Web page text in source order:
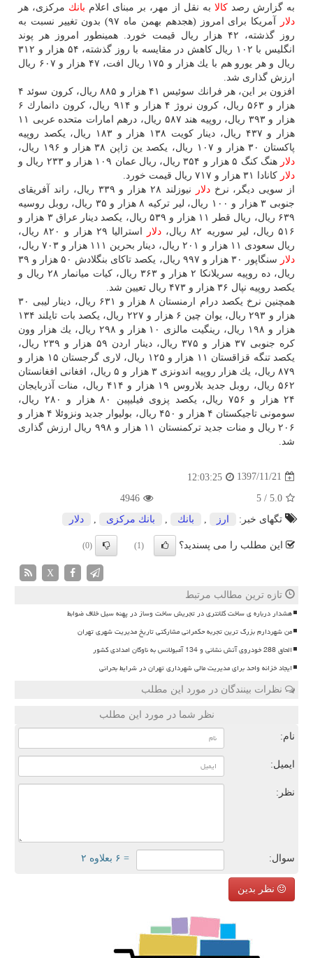
به گزارش رصدكالا به نقل از مهر، بر مبنای اعلام بانك مركزی، هر
دلار
آمریكا برای امروز (هجدهم بهمن ماه ۹۷) بدون تغییر نسبت به
روز گذشته، ۴۲ هزار ریال قیمت خورد. همینطور امروز هر پوند
انگلیس با ۱۰۲ ریال كاهش در مقایسه با روز گذشته، ۵۴ هزار و ۳۱۲
ریال و هر یورو هم با یك هزار و ۱۷۵ ریال افت، ۴۷ هزار و ۶۰۷ ریال
ارزش گذاری شد.
افزون بر این، هر فرانك سوئیس ۴۱ هزار و ۸۸۵ ریال، كرون سوئد ۴
هزار و ۵۶۳ ریال، كرون نروژ ۴ هزار و ۹۱۴ ریال، كرون دانمارك ۶
هزار و ۳۹۳ ریال، روپیه هند ۵۸۷ ریال، درهم امارات متحده عربی ۱۱
هزار و ۴۳۷ ریال، دینار كویت ۱۳۸ هزار و ۱۸۳ ریال، یكصد روپیه
پاكستان ۳۰ هزار و ۱۰۷ ریال، یكصد ین ژاپن ۳۸ هزار و ۱۹۶ ریال،
دلار هنگ كنگ ۵ هزار و ۳۵۴ ریال، ریال عمان ۱۰۹ هزار و ۲۳۳ ریال و
دلار كانادا ۳۱ هزار و ۷۱۷ ریال قیمت خورد.
از سویی دیگر، نرخدلار
نیوزلند ۲۸ هزار و ۳۳۹ ریال، راند آفریقای
جنوبی ۳ هزار و ۱۰۰ ریال، لیر تركیه ۸ هزار و ۳۵ ریال، روبل روسیه
۶۳۹ ریال، ریال قطر ۱۱ هزار و ۵۳۹ ریال، یكصد دینار عراق ۳ هزار و
۵۱۶ ریال، لیر سوریه ۸۲ ریال،
دلار
استرالیا ۲۹ هزار و ۸۲۰ ریال،
ریال سعودی ۱۱ هزار و ۲۰۱ ریال، دینار بحرین ۱۱۱ هزار و ۷۰۳ ریال،
دلار
سنگاپور ۳۰ هزار و ۹۹۷ ریال، یكصد تاكای بنگلادش ۵۰ هزار و ۳۹
ریال، ده روپیه سریلانكا ۲ هزار و ۳۶۳ ریال، كیات میانمار ۲۸ ریال و
یكصد روپیه نپال ۳۶ هزار و ۴۷۳ ریال تعیین شد.
همچنین نرخ یكصد درام ارمنستان ۸ هزار و ۶۳۱ ریال، دینار لیبی ۳۰
هزار و ۲۹۳ ریال، یوان چین ۶ هزار و ۲۲۷ ریال، یكصد بات تایلند ۱۳۴
هزار و ۱۹۸ ریال، رینگیت مالزی ۱۰ هزار و ۲۹۸ ریال، یك هزار وون
كره جنوبی ۳۷ هزار و ۳۷۵ ریال، دینار اردن ۵۹ هزار و ۲۳۹ ریال،
یكصد تنگه قزاقستان ۱۱ هزار و ۱۲۵ ریال، لاری گرجستان ۱۵ هزار و
۸۷۹ ریال، یك هزار روپیه اندونزی ۳ هزار و ۵ ریال، افغانی افغانستان
۵۶۲ ریال، روبل جدید بلاروس ۱۹ هزار و ۴۱۴ ریال، منات آذربایجان
۲۴ هزار و ۷۵۶ ریال، یكصد پزوی فیلیپین ۸۰ هزار و ۲۸۰ ریال،
سومونی تاجیكستان ۴ هزار و ۴۵۰ ریال، بولیوار جدید ونزوئلا ۴ هزار و
۲۰۶ ریال و منات جدید تركمنستان ۱۱ هزار و ۹۹۸ ریال ارزش گذاری
شد.
1397/11/21
12:03:25
5.0
/
5
4946
تگهای خبر:
ارز بانك بانك مركزی دلار
این مطلب را می پسندید؟ (1)
(0)
X
تازه ترین مطالب مرتبط
هشدار درباره ی ساخت کلانتری در تجریش ساخت وساز در پهنه سیل خلاف ضوابط
من شهردارم بزرگ ترین تجربه حکمرانی مشارکتی تاریخ مدیریت شهری تهران
الحاق 288 خودروی آتش نشانی و 134 آمبولانس به ناوگان امدادی کشور
ایجاد خزانه واحد برای مدیریت مالی شهرداری تهران در شرایط بحرانی
نظرات بینندگان در مورد این مطلب
نظر شما در مورد این مطلب
نام:
ایمیل:
نظر:
سوال: = ۶ بعلاوه ۲
نظر بدین